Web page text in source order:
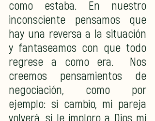
como estaba. En nuestro
inconsciente pensamos que
hay una reversa a la situación
y fantaseamos con que todo
regrese a como era.  Nos
creemos pensamientos de
negociación, como por
ejemplo: si cambio, mi pareja